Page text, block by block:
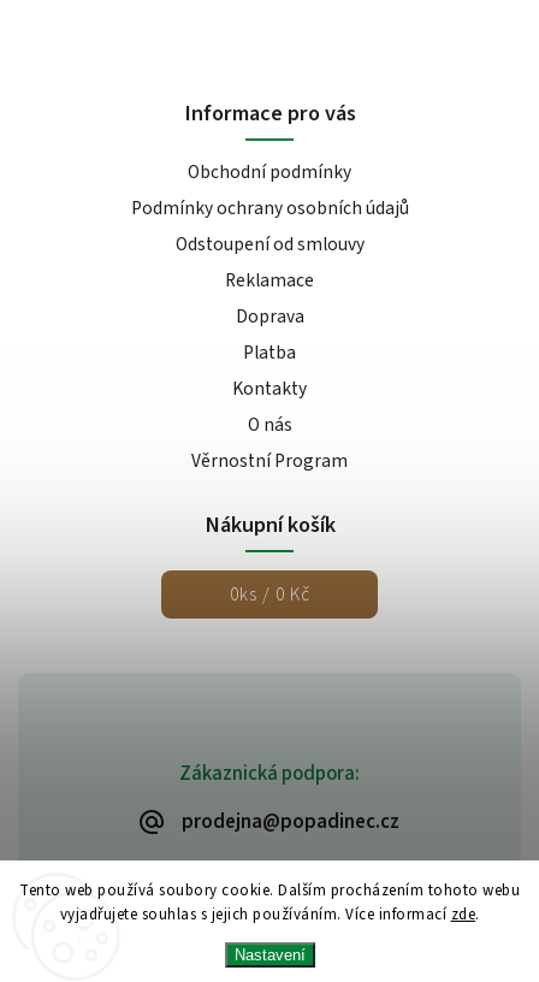
Tento web používá soubory cookie. Dalším procházením tohoto webu
vyjadřujete souhlas s jejich používáním. Více informací zde.
Nastavení
Zákaznická podpora:
prodejna@popadinec.cz
Informace pro vás
Obchodní podmínky
Podmínky ochrany osobních údajů
Odstoupení od smlouvy
Reklamace
Doprava
Platba
Kontakty
O nás
Věrnostní Program
Nákupní košík
0ks / 0 Kč